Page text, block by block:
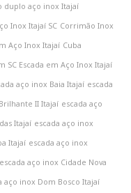
duplo aço inox Itajaí
Inox Itajaí SC Corrimão Inox
Aço Inox Itajaí Cuba
SC Escada em Aço Inox Itajaí
aço inox Baia Itajaí escada
II Itajaí escada aço
Itajaí escada aço inox
Itajaí escada aço inox
escada aço inox Cidade Nova
aço inox Dom Bosco Itajaí